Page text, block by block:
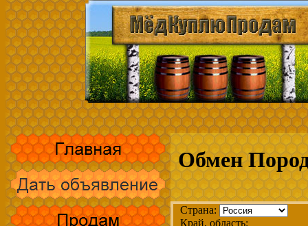
Обмен
Страна:
Край, область: